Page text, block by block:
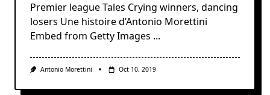
Premier league Tales Crying winners, dancing
losers Une histoire d’Antonio Morettini
Embed from Getty Images ...
Antonio Morettini Oct 10, 2019